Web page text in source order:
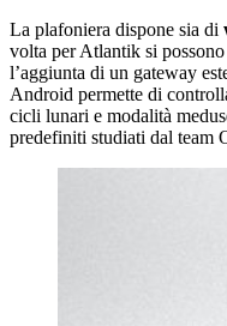
La plafoniera dispone sia di
volta per Atlantik si
l’aggiunta di un gateway
Android permette di
cicli lunari e modalità
predefiniti studiati dal team